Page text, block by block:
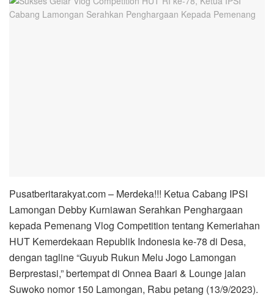
Pusatberitarakyat.com – Merdeka!!! Ketua Cabang IPSI
Lamongan Debby Kurniawan Serahkan Penghargaan
kepada Pemenang Vlog Competition tentang Kemeriahan
HUT Kemerdekaan Republik Indonesia ke-78 di Desa,
dengan tagline “Guyub Rukun Melu Jogo Lamongan
Berprestasi,” bertempat di Onnea Baari & Lounge jalan
Suwoko nomor 150 Lamongan, Rabu petang (13/9/2023).